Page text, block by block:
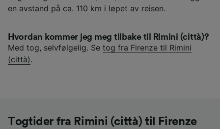
en avstand på ca. 110 km i løpet av reisen.
Hvordan kommer jeg meg tilbake til Rimini (città)?
Med tog, selvfølgelig. Se tog fra Firenze til Rimini
(città).
Togtider fra Rimini (città) til Firenze